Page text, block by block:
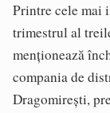
Printre cele mai
trimestrul al
menționează
compania de
Dragomirești,